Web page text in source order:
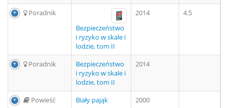
Poradnik
Bezpieczeństwo
i ryzyko w skale i
lodzie, tom II
2014 4.5
Poradnik
Bezpieczeństwo
i ryzyko w skale i
lodzie, tom II
2014
Powieść Biały pająk
2000